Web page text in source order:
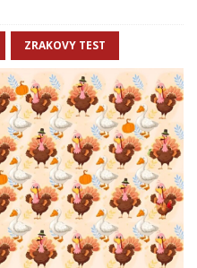
ZRAKOVY TEST